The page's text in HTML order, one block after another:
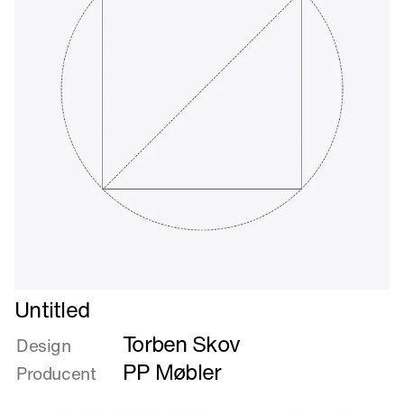
Læs
mere
om
Untitled
Untitled
Design Torben Skov
Producent PP Møbler